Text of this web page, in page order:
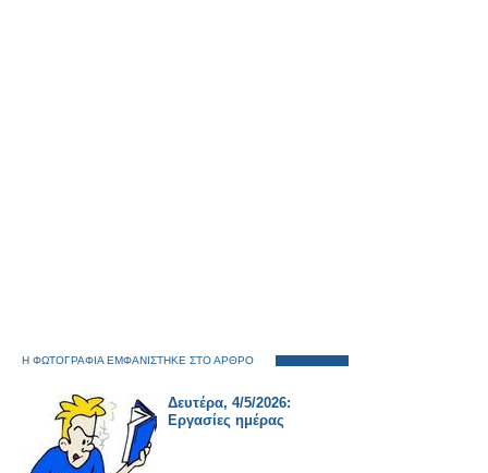
Η ΦΩΤΟΓΡΑΦΙΑ ΕΜΦΑΝΙΣΤΗΚΕ ΣΤΟ ΑΡΘΡΟ
Δευτέρα, 4/5/2026:
Εργασίες ημέρας